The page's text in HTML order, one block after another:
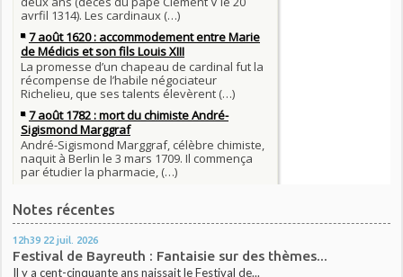
Notes récentes
12h39 22 juil. 2026
Festival de Bayreuth : Fantaisie sur des thèmes...
Il y a cent-cinquante ans naissait le Festival de...